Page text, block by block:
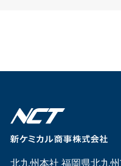
北九州本社 福岡県北九